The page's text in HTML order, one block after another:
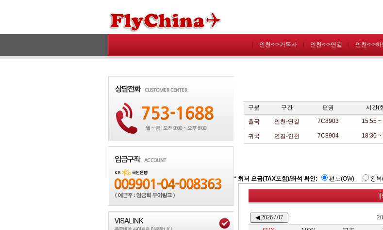
인천<->가목사 인천<->연길 인천<->하
구분 구간 편명 시간(
출국 인천-연길 7C8903
15:55 ~
귀국
연길-인천 7C8904 18:30 ~
* 최저 요금(TAX포함)/좌석 확인: 편도(OW) 왕